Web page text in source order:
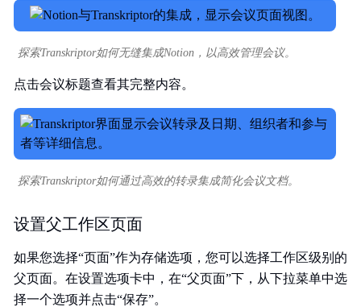
探索Transkriptor如何无缝集成Notion，以高效管理会议。
点击会议标题查看其完整内容。
探索Transkriptor如何通过高效的转录集成简化会议文档。
设置父工作区页面
如果您选择“页面”作为存储选项，您可以选择工作区级别的
父页面。在设置选项卡中，在“父页面”下，从下拉菜单中选
择一个选项并点击“保存”。